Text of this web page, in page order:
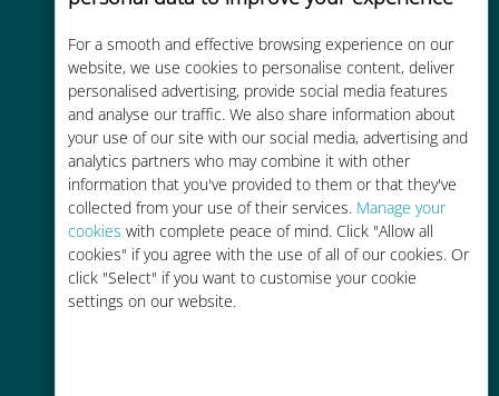
For a smooth and effective browsing experience on our
website, we use cookies to personalise content, deliver
personalised advertising, provide social media features
and analyse our traffic. We also share information about
your use of our site with our social media, advertising and
analytics partners who may combine it with other
information that you've provided to them or that they've
collected from your use of their services. Manage your
cookies with complete peace of mind. Click "Allow all
cookies" if you agree with the use of all of our cookies. Or
click "Select" if you want to customise your cookie
settings on our website.
Rentable
Hasta un 90% más barato que los
costes de itinerancia con su
operador actual
Fácil recarga